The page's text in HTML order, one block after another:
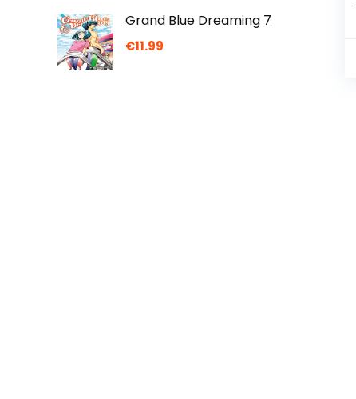
Grand Blue Dreaming 7
€11.99